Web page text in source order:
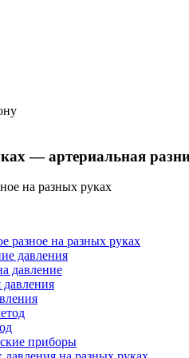
— артериальная
разное на разных руках
давления
давление
приборы